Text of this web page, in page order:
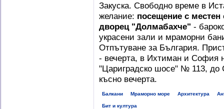
Закуска. Свободно време в
желание: посещение с местен
дворец "Долмабахче" -
украсени зали и мраморни
Отпътуване за България.
- вечерта, в Ихтиман и София
"Цариградско шосе" № 113, до
късно вечерта.
Балкани Мраморно море Архитектура
Бит и култура